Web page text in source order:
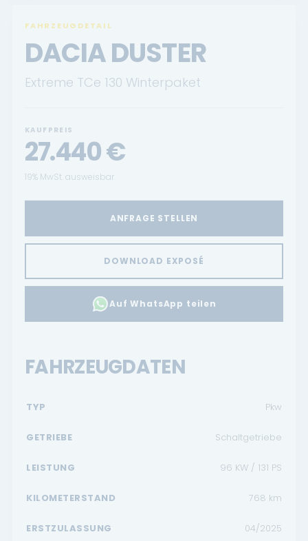
FAHRZEUGDETAIL
DACIA DUSTER
Extreme TCe 130 Winterpaket
KAUFPREIS
27.440€
19% MwSt. ausweisbar
ANFRAGE STELLEN
DOWNLOAD EXPOSÉ
Auf WhatsApp teilen
FAHRZEUGDATEN
TYP Pkw
GETRIEBE Schaltgetriebe
LEISTUNG 96 KW / 131 PS
KILOMETERSTAND 768 km
ERSTZULASSUNG 04/2025